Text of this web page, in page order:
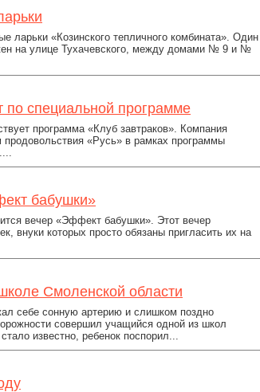
ларьки «Козинского тепличного комбината». Один
на улице Тухачевского, между домами № 9 и №
по специальной программе
программа «Клуб завтраков». Компания
«Русь» в рамках программы
бабушки»
вечер «Эффект бабушки». Этот вечер
внуки которых просто обязаны пригласить их на
Смоленской области
себе сонную артерию и слишком поздно
совершил учащийся одной из школ
известно, ребенок поспорил...